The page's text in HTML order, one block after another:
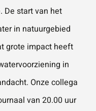
met één van
onze
vestigingen.
Naam*
De start van het
in natuurgebied
grote impact heeft
in
Onze collega
van 20.00 uur